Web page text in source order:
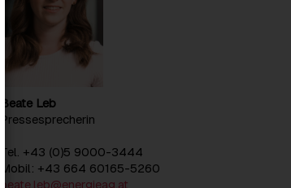
Beate Leb
Pressesprecherin
Tel. +43 (0)5 9000-3444
Mobil: +43 664 60165-5260
beate.leb@energieag.at